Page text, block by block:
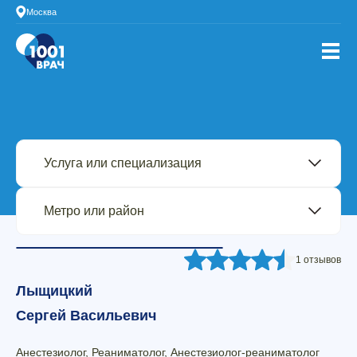
Москва
1 отзывов
Лыщицкий
Сергей Васильевич
Анестезиолог, Реаниматолог, Анестезиолог-реаниматолог